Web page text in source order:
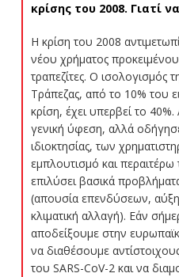
κρίσης του 2008. Γιατί
Η κρίση του 2008
νέου χρήματος
τραπεζίτες. Ο ισολογισμός
Τράπεζας, από το 10% του
κρίση, έχει υπερβεί το
γενική ύφεση, αλλά
ιδιοκτησίας, των
εμπλουτισμό και
επιλύσει βασικά
(απουσία επενδύσεων,
κλιματική αλλαγή). Εάν
αποδείξουμε στην
να διαθέσουμε
του SARS-CoV-2 και να